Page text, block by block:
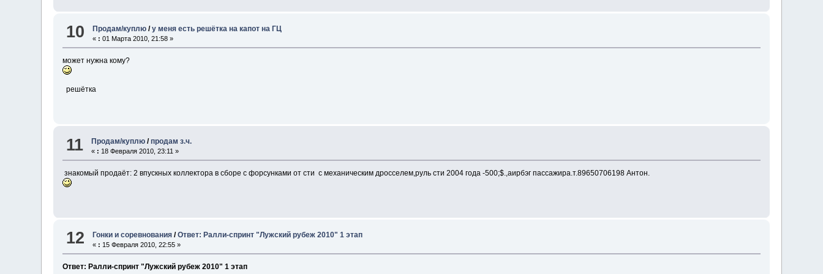
10 Продам/куплю /у меня есть решётка на капот на ГЦ
« : 01 Марта 2010, 21:58 »
может нужна кому?
решётка
11 Продам/куплю /продам з.ч.
« : 18 Февраля 2010, 23:11 »
знакомый продаёт: 2 впускных коллектора в сборе с форсунками от сти с механическим дросселем,руль сти 2004 года -500;$.,аирбэг пассажира.т.89650706198 Антон.
12 Гонки и соревнования /Ответ: Ралли-спринт "Лужский рубеж 2010" 1 этап
« : 15 Февраля 2010, 22:55 »
Ответ: Ралли-спринт "Лужский рубеж 2010" 1 этап